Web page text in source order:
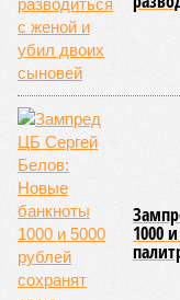
ЖК «Светлый мир
банкрот Seven Suns
схема достройки
за прошедшие два
практически не
порталов, первую
декабрю 2026 г.,
этом из кураторов
сроки должны
площадке, по
бывающих у забора,